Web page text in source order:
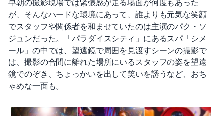
早朝の撮影現場では緊張感が走る場面が何度もあった
が、そんなハードな環境にあって、誰よりも元気な笑顔
でスタッフや関係者を和ませていたのは主演のパク・ソ
ジュンだった。「パラダイスシティ」にあるスパ「シメ
ール」の中では、望遠鏡で周囲を見渡すシーンの撮影で
は、撮影の合間に離れた場所にいるスタッフの姿を望遠
鏡でのぞき、ちょっかいを出して笑いを誘うなど、おち
ゃめな一面も。